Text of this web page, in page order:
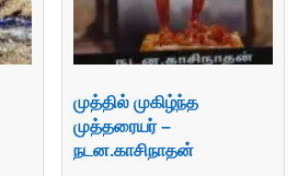
முத்தில் முகிழ்ந்த
முத்தரையர் –
நடன.காசிநாதன்